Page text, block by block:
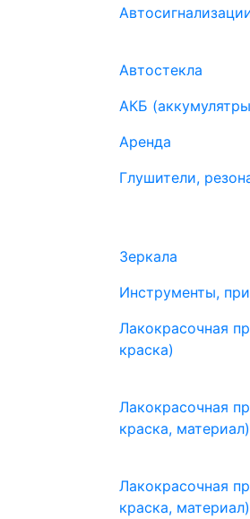
Автостекла
АКБ
Аренда
Глушители,
Зеркала
Инструменты,
Лакокрасочная
краска)
Лакокрасочная
краска, материал)
Лакокрасочная
краска, материал)